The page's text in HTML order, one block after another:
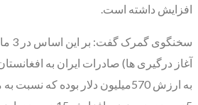
افزایش داشته است.
به ارزش 570میلیون دلار بوده که